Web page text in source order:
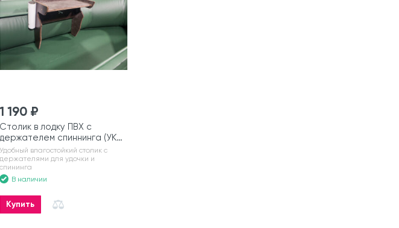
1 190 ₽
Столик в лодку ПВХ с
держателем спиннинга (УКБ)
№6
Удобный влагостойкий столик с
держателями для удочки и
спининга
В наличии
Купить